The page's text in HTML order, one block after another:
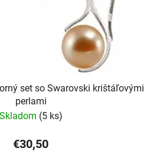
set so Swarovski krištáľovými
perlami
Skladom (5 ks)
€30,50